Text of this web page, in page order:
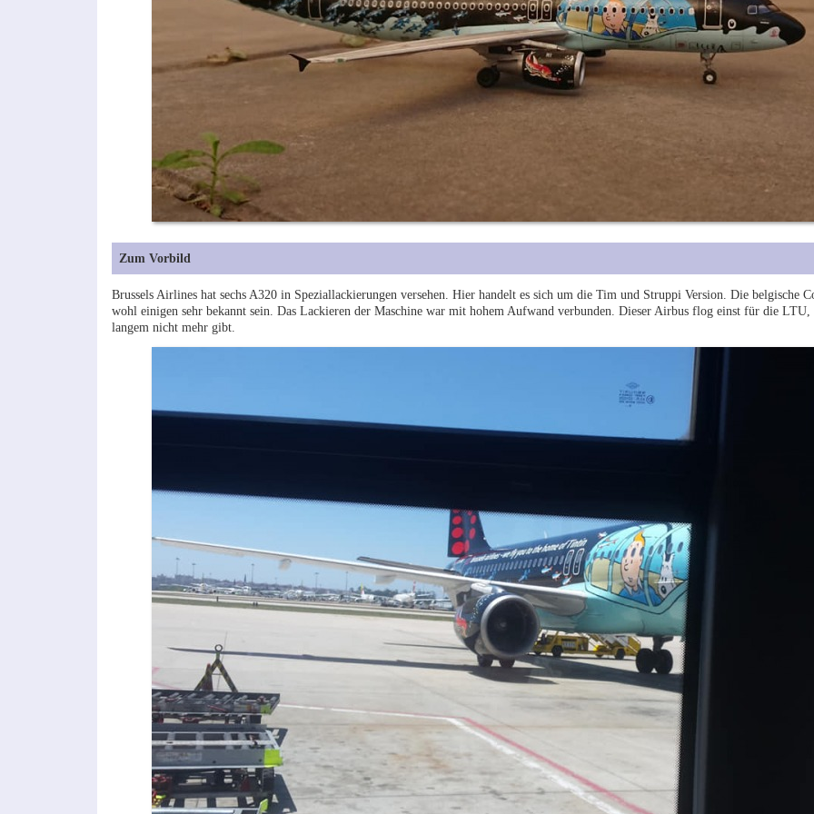
Zum Vorbild
Brussels Airlines hat sechs A320 in Speziallackierungen versehen. Hier handelt es sich um die Tim und Struppi Version. Die belgische
wohl einigen sehr bekannt sein. Das Lackieren der Maschine war mit hohem Aufwand verbunden. Dieser Airbus flog einst für die LTU,
langem nicht mehr gibt.